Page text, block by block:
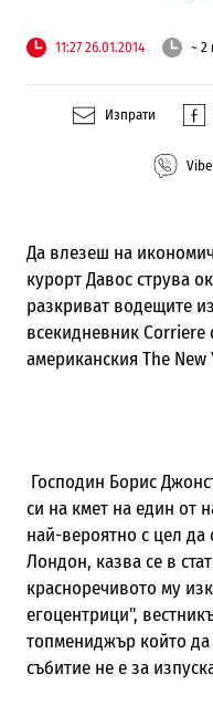
11:27 26.01.2014 ~ 2
Изпрати
Да влезеш на
курорт Давос струва
разкриват водещите
всекидневник Corriere
американския The
Господин Борис
си накмет на един от
най-вероятно с цел
Лондон, казва се в
красноречивото му
егоцентрици",
топмениджър който да
събитие не е за